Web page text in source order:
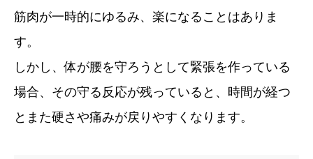
筋肉が一時的にゆるみ、楽になることはありま
す。
しかし、体が腰を守ろうとして緊張を作っている
場合、その守る反応が残っていると、時間が経つ
とまた硬さや痛みが戻りやすくなります。